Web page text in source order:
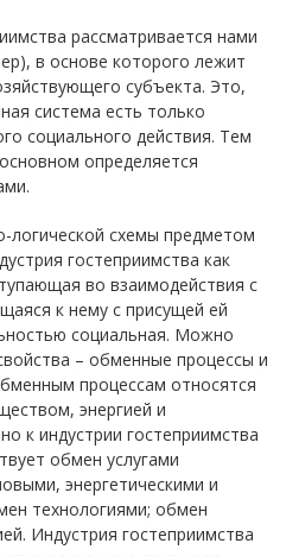
рассматривается нами
в основе которого лежит
субъекта. Это,
система есть только
социального действия. Тем
определяется
логической схемы предметом
гостеприимства как
во взаимодействия с
к нему с присущей ей
социальная. Можно
– обменные процессы и
процессам относятся
энергией и
к индустрии гостеприимства
обмен услугами
энергетическими и
технологиями; обмен
Индустрия гостеприимства